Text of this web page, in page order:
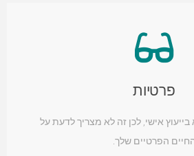
פרטיות
אישי, לכן זה לא מצריך לדעת על
הפרטיים שלך.